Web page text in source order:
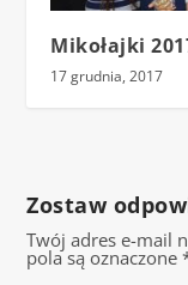
Mikołajki
17 grudnia, 2017
Zostaw
Twój adres e-mail
pola są oznaczone